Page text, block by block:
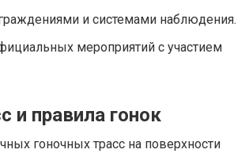
и системами наблюдения.
мероприятий с участием
и правила гонок
гоночных трасс на поверхности